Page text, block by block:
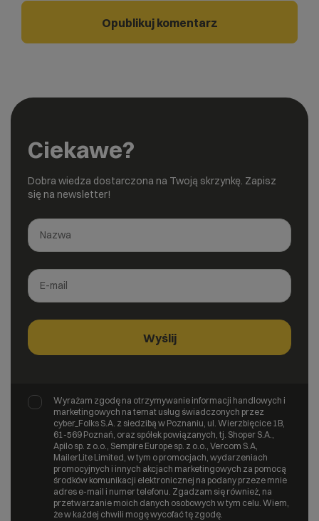
Ciekawe?
Dobra wiedza dostarczona na Twoją skrzynkę. Zapisz
się na newsletter!
Wyrażam zgodę na otrzymywanie informacji handlowych i
marketingowych na temat usług świadczonych przez
cyber_Folks S.A. z siedzibą w Poznaniu, ul. Wierzbięcice 1B,
61-569 Poznań, oraz spółek powiązanych, tj. Shoper S.A.,
Apilo sp. z o.o., Sempire Europe sp. z o.o., Vercom S.A,
MailerLite Limited, w tym o promocjach, wydarzeniach
promocyjnych i innych akcjach marketingowych za pomocą
środków komunikacji elektronicznej na podany przeze mnie
adres e-mail i numer telefonu. Zgadzam się również, na
przetwarzanie moich danych osobowych w tym celu. Wiem,
że w każdej chwili mogę wycofać tę zgodę.